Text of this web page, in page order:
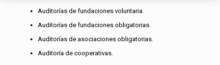
Auditorías de fundaciones voluntaria.
Auditorías de fundaciones obligatorias.
Auditorías de asociaciones obligatorias.
Auditoría de cooperativas.